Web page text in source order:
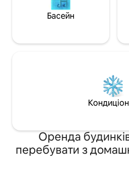
Басейн
Оренда
перебувати з